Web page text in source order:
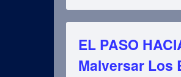
EL PASO
Malversar Los